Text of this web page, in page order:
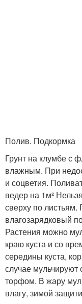
Полив. Подкормка
Грунт на клумбе с
влажным. При
и соцветия.
ведер на 1м²
сверху по листьям.
влагозарядковый
Растения можно
краю куста и со
середины куста,
случае
торфом. В жару
влагу, зимой